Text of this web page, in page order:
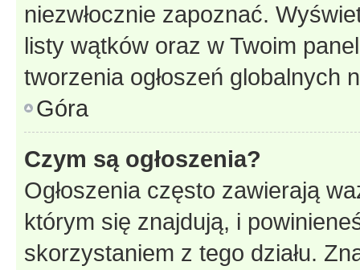
niezwłocznie zapoznać.
listy wątków oraz w Twoim
tworzenia ogłoszeń globalnych
Góra
Czym są ogłoszenia?
Ogłoszenia często zawierają
którym się znajdują, i
skorzystaniem z tego działu.